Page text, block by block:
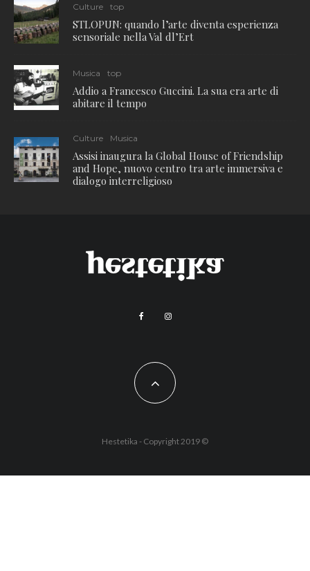
Culture top
STLOPUN: quando l’arte diventa esperienza
sensoriale nella Val dl’Ert
Musica top
Addio a Francesco Guccini. La sua era arte di
abitare il tempo
Culture Musica
Assisi inaugura la Global House of Friendship
and Hope, nuovo centro tra arte immersiva e
dialogo interreligioso
Hestetika - Copyright 2019 ©